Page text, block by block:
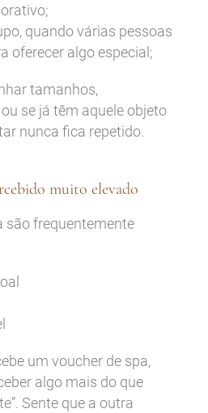
quando várias pessoas
oferecer algo especial;
tamanhos,
se já têm aquele objeto
nunca fica repetido.
muito elevado
são frequentemente
um voucher de spa,
algo mais do que
Sente que a outra